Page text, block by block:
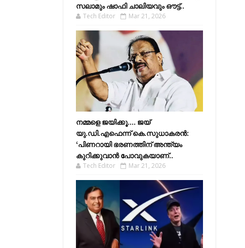
സലാമും ഷാഫി ചാലിയവും ഔട്ട്..
Tech Editor Mar 21, 2026
നമ്മളെ ജയിക്കൂ.... ജയ്
യു.ഡി.എഫെന്ന് കെ.സുധാകരൻ:
‘പിണറായി ഭരണത്തിന് അന്ത്യം
കുറിക്കുവാൻ പോവുകയാണ്..
Tech Editor Mar 21, 2026